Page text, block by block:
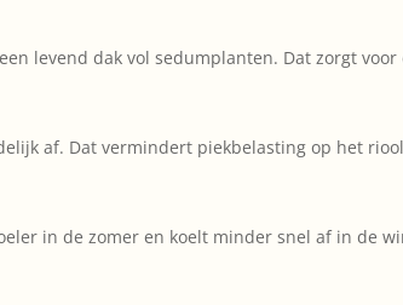
levend dak vol sedumplanten. Dat zorgt
af. Dat vermindert piekbelasting op het
in de zomer en koelt minder snel af in de